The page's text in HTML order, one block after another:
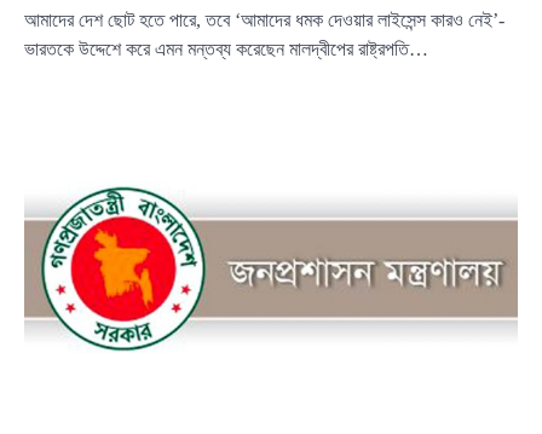
আমাদের দেশ ছোট হতে পারে, তবে ‘আমাদের ধমক দেওয়ার লাইসেন্স কারও নেই’-
ভারতকে উদ্দেশে করে এমন মন্তব্য করেছেন মালদ্বীপের রাষ্ট্রপতি…